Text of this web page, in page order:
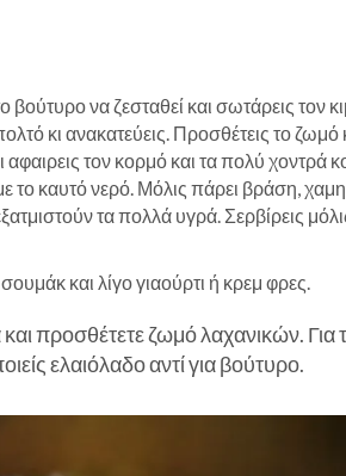
να ζεσταθεί και σωτάρεις τον
κι ανακατεύεις. Προσθέτεις το
τον κορμό και τα πολύ χοντρά
το καυτό νερό. Μόλις πάρει βράση,
τα πολλά υγρά. Σερβίρεις
και λίγο γιαούρτι ή κρεμ φρες.
προσθέτετε ζωμό λαχανικών. Για
ελαιόλαδο αντί για βούτυρο.